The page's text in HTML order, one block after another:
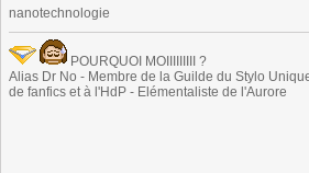
nanotechnologie
POURQUOI MOIIIIIIIII ?
Alias Dr No - Membre de la Guilde du Stylo
de fanfics et à l'HdP - Elémentaliste de l'Aurore